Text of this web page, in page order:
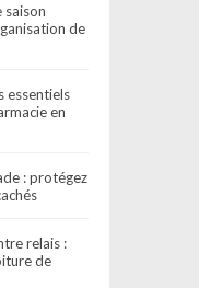
saison
de
essentiels
en
: protégez
relais :
de